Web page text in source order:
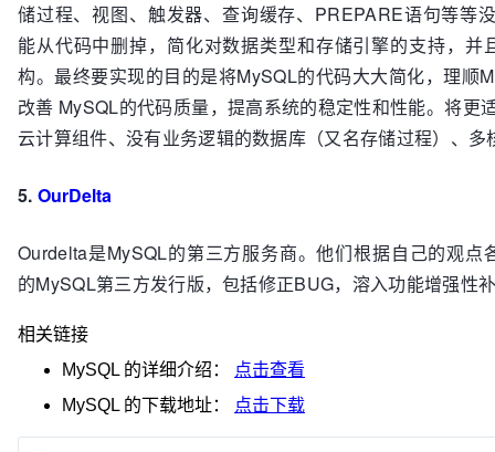
储过程、视图、触发器、查询缓存、PREPARE语句等等
能从代码中删掉，简化对数据类型和存储引擎的支持，并
构。最终要实现的目的是将MySQL的代码大大简化，理顺
改善 MySQL的代码质量，提高系统的稳定性和性能。将更
云计算组件、没有业务逻辑的数据库（又名存储过程）、多
5. OurDelta
Ourdelta是MySQL的第三方服务商。他们根据自己的观点
的MySQL第三方发行版，包括修正BUG，溶入功能增强性
相关链接
MySQL 的详细介绍：
点击查看
MySQL 的下载地址： 点击下载